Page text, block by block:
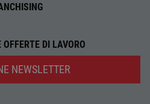
OFFERTE DI LAVORO
NEWSLETTER